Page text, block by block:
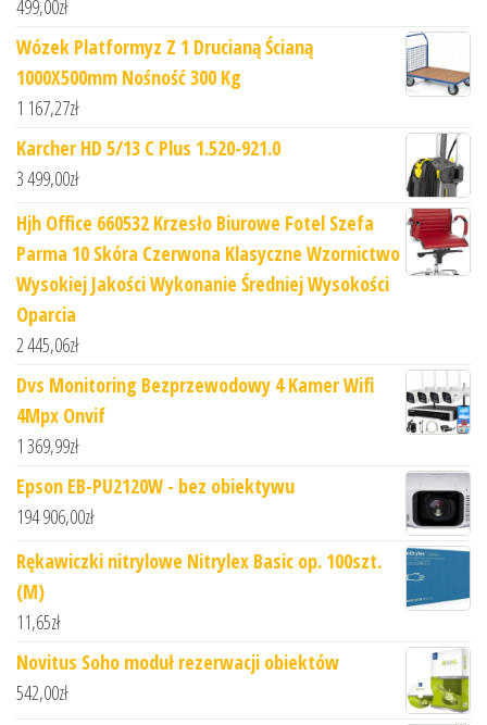
499,00zł
Wózek Platformyz Z 1 Drucianą Ścianą
1000X500mm Nośność 300 Kg
1 167,27zł
Karcher HD 5/13 C Plus 1.520-921.0
3 499,00zł
Hjh Office 660532 Krzesło Biurowe Fotel Szefa
Parma 10 Skóra Czerwona Klasyczne Wzornictwo
Wysokiej Jakości Wykonanie Średniej Wysokości
Oparcia
2 445,06zł
Dvs Monitoring Bezprzewodowy 4 Kamer Wifi
4Mpx Onvif
1 369,99zł
Epson EB-PU2120W - bez obiektywu
194 906,00zł
Rękawiczki nitrylowe Nitrylex Basic op. 100szt.
(M)
11,65zł
Novitus Soho moduł rezerwacji obiektów
542,00zł